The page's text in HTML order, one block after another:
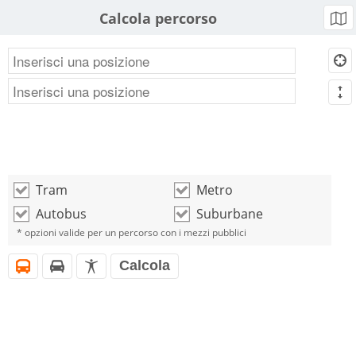
Calcola percorso b
d
m
o Tram o Metro
o Autobus o Suburbane
* opzioni valide per un percorso con i mezzi pubblici
i h l Calcola